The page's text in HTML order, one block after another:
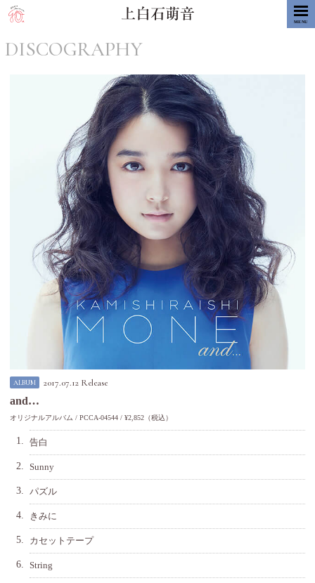
MENU
DISCOGRAPHY
ALBUM 2017.07.12 Release
and…
オリジナルアルバム PCCA-04544 ¥2,852（税込）
1. 告白
2. Sunny
3. パズル
4. きみに
5. カセットテープ
6. String